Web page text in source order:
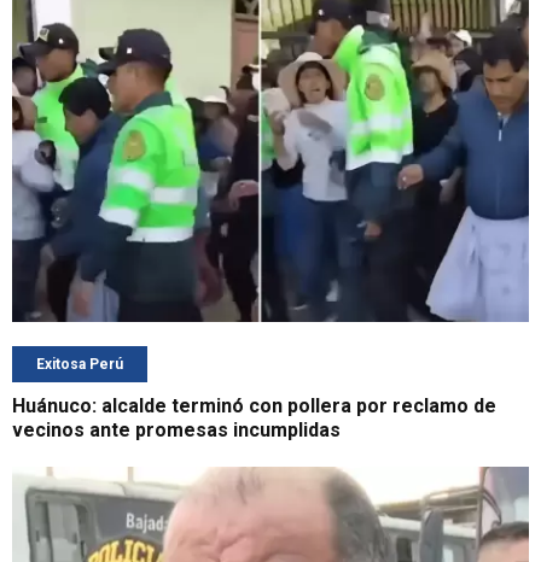
Exitosa Perú
Huánuco: alcalde terminó con pollera por reclamo de
vecinos ante promesas incumplidas